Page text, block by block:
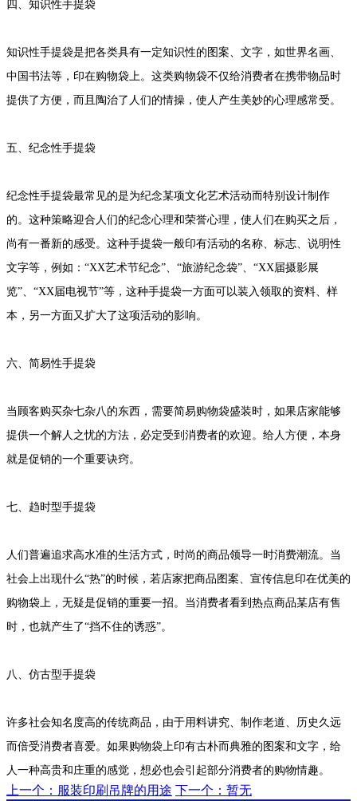
四、知识性手提袋
知识性手提袋是把各类具有一定知识性的图案、文字，如世界名画、
中国书法等，印在购物袋上。这类购物袋不仅给消费者在携带物品时
提供了方便，而且陶治了人们的情操，使人产生美妙的心理感常受。
五、纪念性手提袋
纪念性手提袋最常见的是为纪念某项文化艺术活动而特别设计制作
的。这种策略迎合人们的纪念心理和荣誉心理，使人们在购买之后，
尚有一番新的感受。这种手提袋一般印有活动的名称、标志、说明性
文字等，例如：“XX艺术节纪念”、“旅游纪念袋”、“XX届摄影展
览”、“XX届电视节”等，这种手提袋一方面可以装入领取的资料、样
本，另一方面又扩大了这项活动的影响。
六、简易性手提袋
当顾客购买杂七杂八的东西，需要简易购物袋盛装时，如果店家能够
提供一个解人之忧的方法，必定受到消费者的欢迎。给人方便，本身
就是促销的一个重要诀窍。
七、趋时型手提袋
人们普遍追求高水准的生活方式，时尚的商品领导一时消费潮流。当
社会上出现什么“热”的时候，若店家把商品图案、宣传信息印在优美的
购物袋上，无疑是促销的重要一招。当消费者看到热点商品某店有售
时，也就产生了“挡不住的诱惑”。
八、仿古型手提袋
许多社会知名度高的传统商品，由于用料讲究、制作老道、历史久远
而倍受消费者喜爱。如果购物袋上印有古朴而典雅的图案和文字，给
人一种高贵和庄重的感觉，想必也会引起部分消费者的购物情趣。
上一个：服装印刷吊牌的用途 下一个：暂无